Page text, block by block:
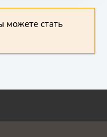
можете стать